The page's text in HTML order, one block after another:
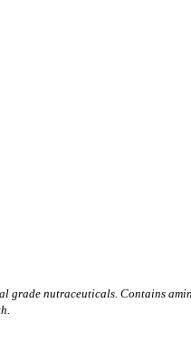
grade nutraceuticals. Contains